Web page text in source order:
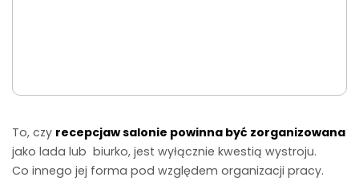
To, czy recepcjaw salonie powinna być zorganizowana
jako lada lub biurko, jest wyłącznie kwestią wystroju.
Co innego jej forma pod względem organizacji pracy.